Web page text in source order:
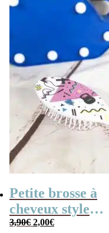
Petite brosse à
cheveux style
années 80
3,90€ Le
2,00€Le